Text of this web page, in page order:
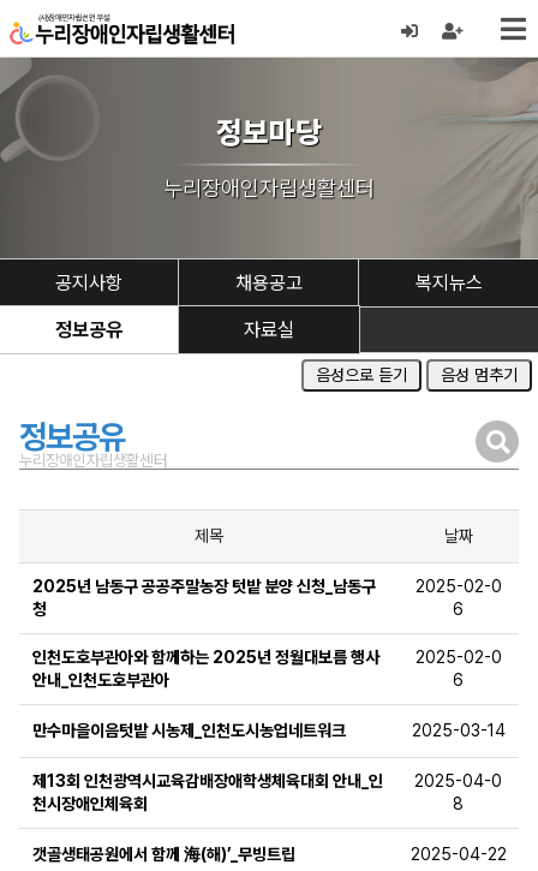
정보마당
누리장애인자립생활센터
공지사항 채용공고 복지뉴스
정보공유 자료실
음성으로 듣기 음성 멈추기
정보공유
누리장애인자립생활센터
제목 날짜
2025년 남동구 공공주말농장 텃밭 분양 신청_남동구
청
2025-02-0
6
인천도호부관아와 함께하는 2025년 정월대보름 행사
안내_인천도호부관아
2025-02-0
6
만수마을이음텃밭 시농제_인천도시농업네트워크 2025-03-14
제13회 인천광역시교육감배장애학생체육대회 안내_인
천시장애인체육회
2025-04-0
8
갯골생태공원에서 함께 海(해)’_무빙트립 2025-04-22